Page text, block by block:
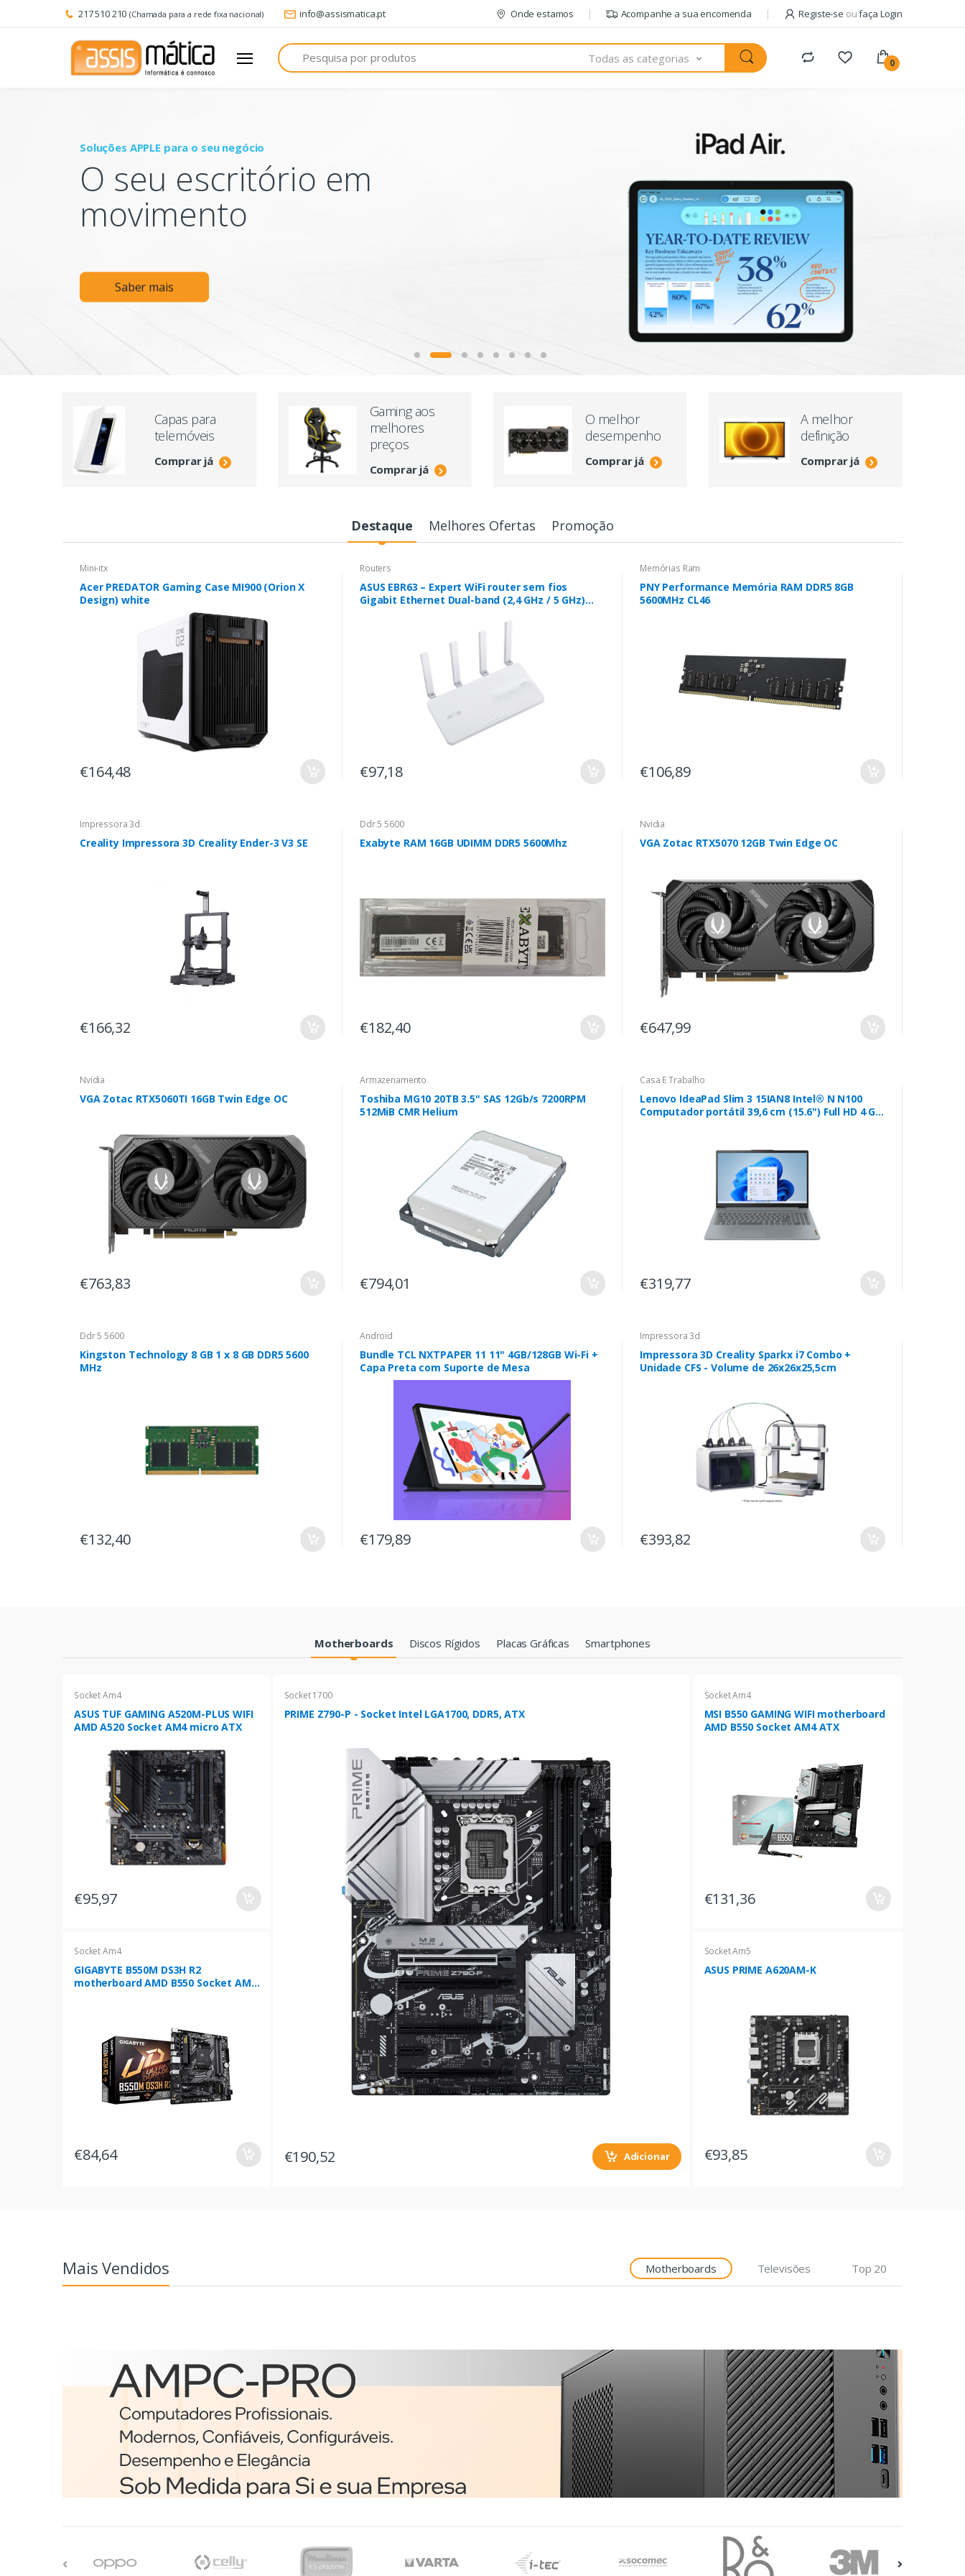
217 510 210 (Chamada para a rede fixa nacional) info@assismatica.pt Onde estamos Acompanhe a sua encomenda Registe-se oufaça Login
Pesquisa
Todas as categorias 0
Soluções APPLE para o seu negócio
O seu escritório em
movimento
Saber mais
Capas para
telemóveis
Comprar já
Gaming aos
melhores
preços
Comprar já
O melhor
desempenho
Comprar já
A melhor
definição
Comprar já
Destaque Melhores Ofertas Promoção
Mini-itx
Acer PREDATOR Gaming Case MI900 (Orion X
Design) white
€164,48
Routers
ASUS EBR63 – Expert WiFi router sem fios
Gigabit Ethernet Dual-band (2,4 GHz / 5 GHz)
€97,18
Memórias Ram
PNY Performance Memória RAM DDR5 8GB
5600MHz CL46
€106,89
Impressora 3d
Creality Impressora 3D Creality Ender-3 V3 SE
€166,32
Ddr 5 5600
Exabyte RAM 16GB UDIMM DDR5 5600Mhz
€182,40
Nvidia
VGA Zotac RTX5070 12GB Twin Edge OC
€647,99
Nvidia
VGA Zotac RTX5060TI 16GB Twin Edge OC
€763,83
Armazenamento
Toshiba MG10 20TB 3.5" SAS 12Gb/s 7200RPM
512MiB CMR Helium
€794,01
Casa E Trabalho
Lenovo IdeaPad Slim 3 15IAN8 Intel® N N100
Computador portátil 39,6 cm (15.6") Full HD 4 GB
€319,77
Ddr 5 5600
Kingston Technology 8 GB 1 x 8 GB DDR5 5600
MHz
€132,40
Android
Bundle TCL NXTPAPER 11 11" 4GB/128GB Wi-Fi +
Capa Preta com Suporte de Mesa
€179,89
Impressora 3d
Impressora 3D Creality Sparkx i7 Combo +
Unidade CFS - Volume de 26x26x25,5cm
€393,82
Motherboards Discos Rígidos Placas Gráficas Smartphones
Socket Am4
ASUS TUF GAMING A520M-PLUS WIFI
AMD A520 Socket AM4 micro ATX
€95,97
Socket Am4
GIGABYTE B550M DS3H R2
motherboard AMD B550 Socket AM4
€84,64
Socket 1700
PRIME Z790-P - Socket Intel LGA1700, DDR5, ATX
€190,52 Adicionar
Socket Am4
MSI B550 GAMING WIFI motherboard
AMD B550 Socket AM4 ATX
€131,36
Socket Am5
ASUS PRIME A620AM-K
€93,85
Mais Vendidos Motherboards Televisões Top 20
Etiquetas
Brother BCS-1J074102-121
etiqueta para impressão
€98,75
Ambidestro USB Type-A
Etiquetas
Epson Premium, 76mm x
35m, 163 g/m²
€7,92